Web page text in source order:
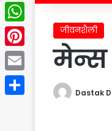
जीवनशैली
मेन्स
Dastak
Twitter
WhatsApp
Pinterest
Email